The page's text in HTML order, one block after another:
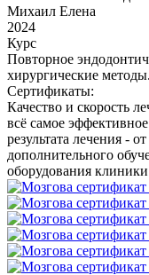
Михаил Елена
2024
Курс
Повторное
хирургические методы.
Сертификаты:
Качество и скорость
всё самое
результата лечения -
дополнительного
оборудования клиники